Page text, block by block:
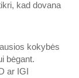
kad dovana
kokybės
bėgant.
ar IGI